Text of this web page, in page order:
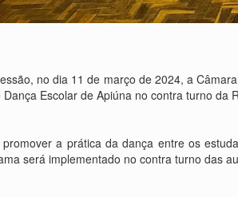
no dia 11 de março de 2024, a
Escolar de Apiúna no contra turno da
a prática da dança entre os
será implementado no contra turno das